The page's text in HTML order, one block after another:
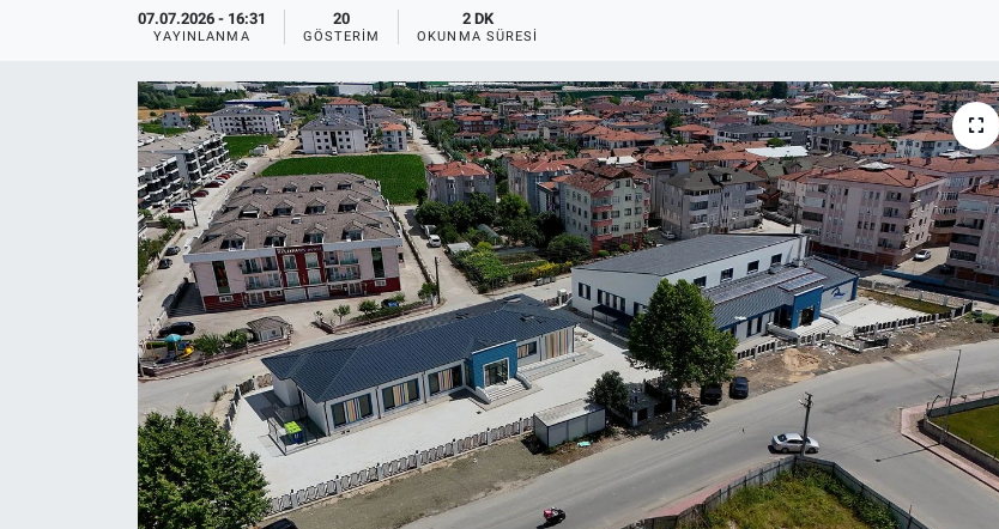
07.07.2026 - 16:31
YAYINLANMA
20
GÖSTERIM
2 DK
OKUNMA SÜRESI
MAGAZİN
ÖZEL HABER
HALK54 PANORAMA